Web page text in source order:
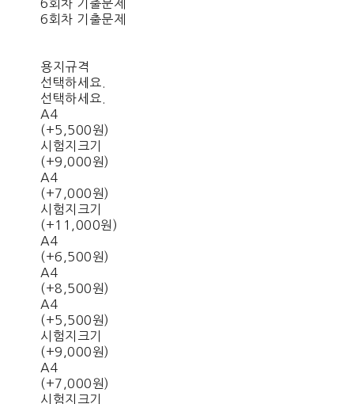
6회차 기출문제
6회차 기출문제
용지규격
선택하세요.
선택하세요.
A4
(+5,500원)
시험지크기
(+9,000원)
A4
(+7,000원)
시험지크기
(+11,000원)
A4
(+6,500원)
A4
(+8,500원)
A4
(+5,500원)
시험지크기
(+9,000원)
A4
(+7,000원)
시험지크기